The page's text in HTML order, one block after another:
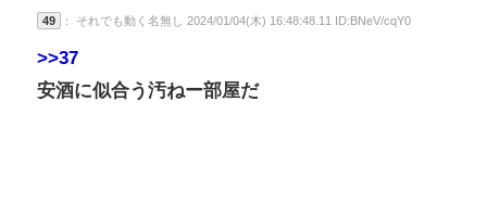
49 ： それでも動く名無し 2024/01/04(木) 16:48:48.11 ID:BNeV/cqY0
>>37
安酒に似合う汚ねー部屋だ